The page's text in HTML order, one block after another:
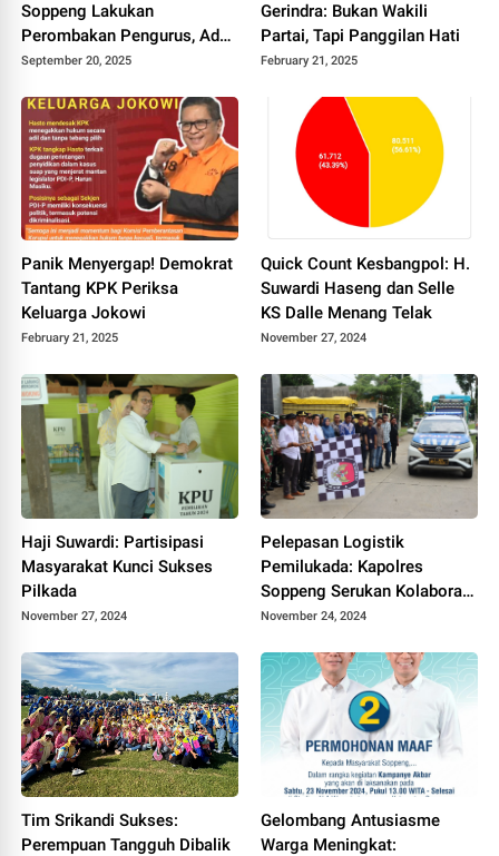
Soppeng Lakukan
Perombakan Pengurus, Ade
Irawan W Nakhodai Partai
September 20, 2025
Gerindra: Bukan Wakili
Partai, Tapi Panggilan Hati
February 21, 2025
Panik Menyergap! Demokrat
Tantang KPK Periksa
Keluarga Jokowi
February 21, 2025
Quick Count Kesbangpol: H.
Suwardi Haseng dan Selle
KS Dalle Menang Telak
November 27, 2024
Haji Suwardi: Partisipasi
Masyarakat Kunci Sukses
Pilkada
November 27, 2024
Pelepasan Logistik
Pemilukada: Kapolres
Soppeng Serukan Kolaborasi
Semua Pihak
November 24, 2024
Tim Srikandi Sukses:
Perempuan Tangguh Dibalik
Gelombang Antusiasme
Warga Meningkat: